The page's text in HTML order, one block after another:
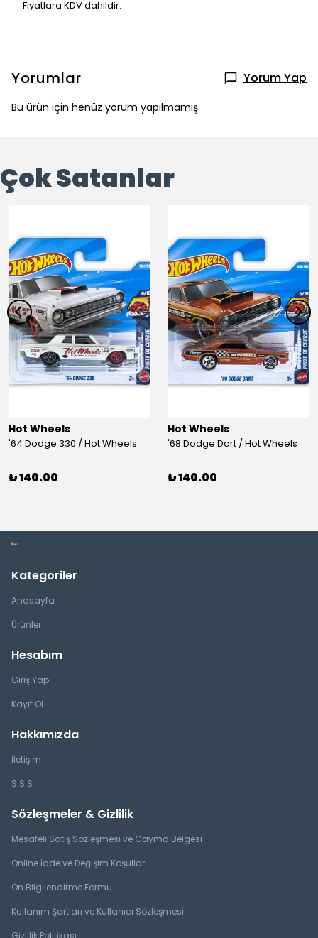
Fiyatlara KDV dahildir.
Yorumlar Yorum Yap
Bu ürün için henüz yorum yapılmamış.
Çok Satanlar
Hot Wheels
'64 Dodge 330 / Hot Wheels
₺ 140.00
Hot Wheels
'68 Dodge Dart / Hot Wheels
₺ 140.00
Kategoriler
Anasayfa
Ürünler
Hesabım
Giriş Yap
Kayıt Ol
Hakkımızda
İletişim
S.S.S
Sözleşmeler & Gizlilik
Mesafeli Satış Sözleşmesi ve Cayma Belgesi
Online İade ve Değişim Koşulları
Ön Bilgilendirme Formu
Kullanım Şartları ve Kullanıcı Sözleşmesi
Gizlilik Politikası